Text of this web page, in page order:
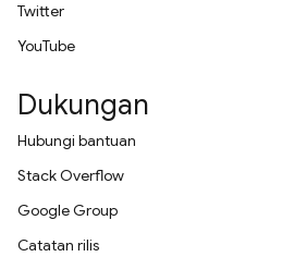
Twitter
YouTube
Dukungan
Hubungi bantuan
Stack Overflow
Google Group
Catatan rilis